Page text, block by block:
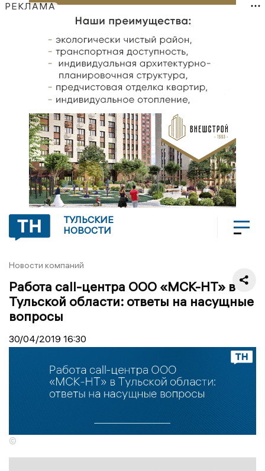
РЕКЛАМА
ТУЛЬСКИЕ
НОВОСТИ
Новости компаний
Работа call-центра ООО «MСК-НТ» в
Тульской области: ответы на насущные
вопросы
30/04/2019 16:30
©